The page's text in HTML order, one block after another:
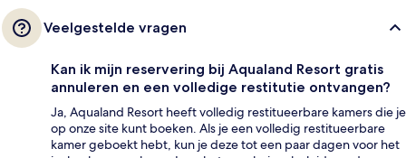
Veelgestelde vragen
Kan ik mijn reservering bij Aqualand Resort gratis
annuleren en een volledige restitutie ontvangen?
Ja, Aqualand Resort heeft volledig restitueerbare kamers die je
op onze site kunt boeken. Als je een volledig restitueerbare
kamer geboekt hebt, kun je deze tot een paar dagen voor het